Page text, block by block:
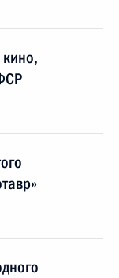
кино,